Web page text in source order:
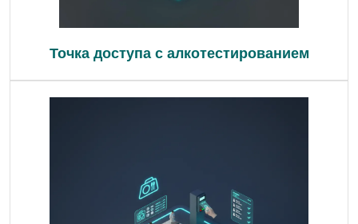
Точка доступа с алкотестированием